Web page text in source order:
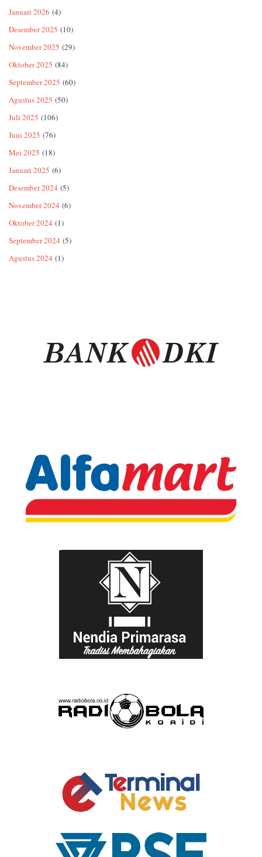
Januari 2026 (4)
Desember 2025 (10)
November 2025 (29)
Oktober 2025 (84)
September 2025 (60)
Agustus 2025 (50)
Juli 2025 (106)
Juni 2025 (76)
Mei 2025 (18)
Januari 2025 (6)
Desember 2024 (5)
November 2024 (6)
Oktober 2024 (1)
September 2024 (5)
Agustus 2024 (1)